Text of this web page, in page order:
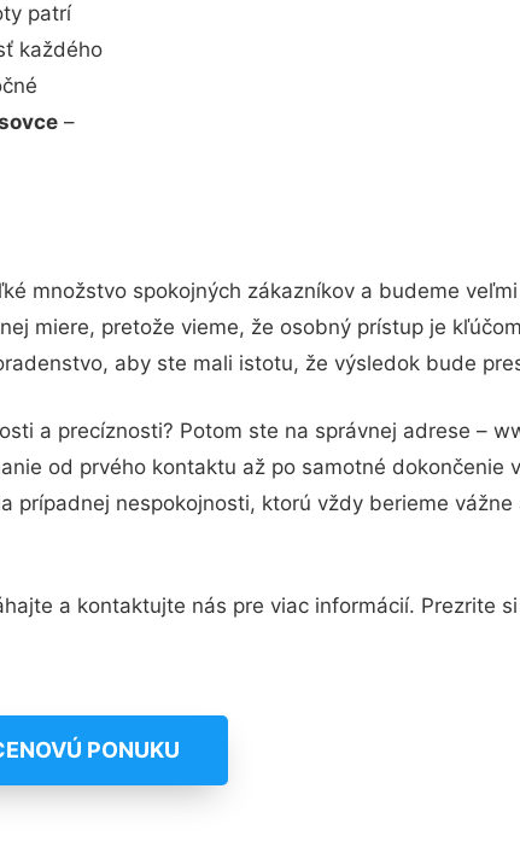
patrí
každého
–
množstvo spokojných zákazníkov a budeme
miere, pretože vieme, že osobný prístup je
aby ste mali istotu, že výsledok bude
a precíznosti? Potom ste na správnej adrese –
od prvého kontaktu až po samotné dokončenie
nespokojnosti, ktorú vždy berieme
a kontaktujte nás pre viac informácií. Prezrite
PONUKU